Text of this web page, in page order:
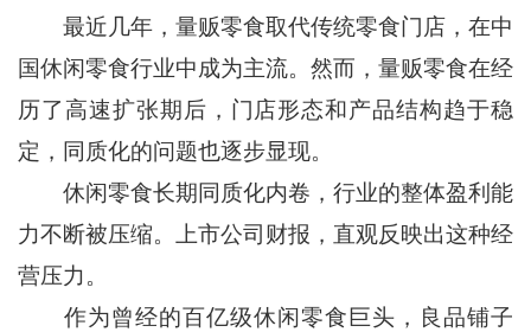
最近几年，量贩零食取代传统零食门店，在中
国休闲零食行业中成为主流。然而，量贩零食在经
历了高速扩张期后，门店形态和产品结构趋于稳
定，同质化的问题也逐步显现。
休闲零食长期同质化内卷，行业的整体盈利能
力不断被压缩。上市公司财报，直观反映出这种经
营压力。
作为曾经的百亿级休闲零食巨头，良品铺子